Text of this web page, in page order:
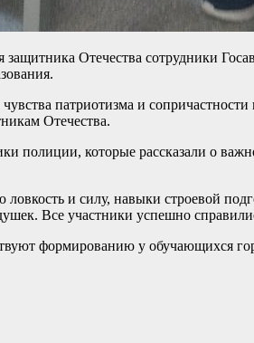
Отечества сотрудники
патриотизма и
Отечества.
полиции, которые рассказали о
ловкость и силу, навыки строевой
Все участники успешно
формированию у обучающихся